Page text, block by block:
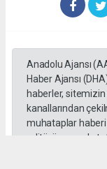
Anadolu Ajansı
Haber Ajansı
haberler,
kanallarından
muhataplar
editörü sorumlu